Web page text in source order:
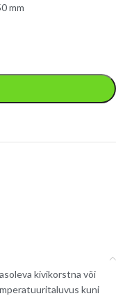
mm
kivikorstna või
kuni